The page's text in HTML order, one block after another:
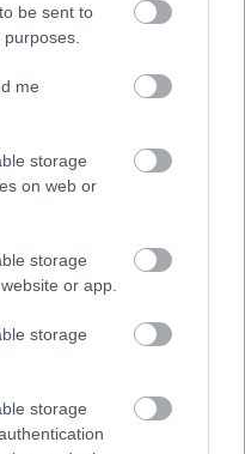
be sent to
me
storage
on web or
storage
or app.
storage
storage
és jelzőlámpás
Angyalföldön
bővítik
jó hírű református
szakasz indult be a
az 5. blokk új